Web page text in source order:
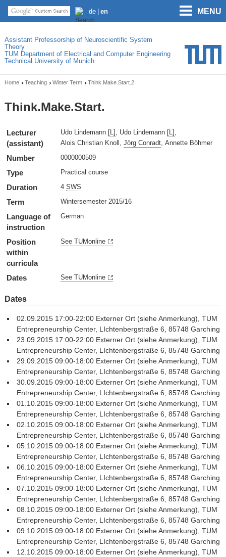
de en MENU
Assistant Professorship of Neuroscientific System
Theory
TUM Department of Electrical and Computer Engineering
Technical University of Munich
Home Teaching Winter Term Think.Make.Start.2
Think.Make.Start.
Lecturer
(assistant)
Udo Lindemann [L] Udo Lindemann [L]
Alois Christian Knoll
Jörg Conradt Annette Böhmer
Number 0000000509
Type Practical course
Duration 4 SWS
Term Wintersemester 2015/16
Language of
instruction
German
Position
within
curricula
See TUMonline
Dates See TUMonline
Dates
02.09.2015 17:00-22:00 Externer Ort (siehe Anmerkung), TUM
Entrepreneurship Center, LIchtenbergstraße 6, 85748 Garching
23.09.2015 17:00-22:00 Externer Ort (siehe Anmerkung), TUM
Entrepreneurship Center, LIchtenbergstraße 6, 85748 Garching
29.09.2015 09:00-18:00 Externer Ort (siehe Anmerkung), TUM
Entrepreneurship Center, LIchtenbergstraße 6, 85748 Garching
30.09.2015 09:00-18:00 Externer Ort (siehe Anmerkung), TUM
Entrepreneurship Center, LIchtenbergstraße 6, 85748 Garching
01.10.2015 09:00-18:00 Externer Ort (siehe Anmerkung), TUM
Entrepreneurship Center, LIchtenbergstraße 6, 85748 Garching
02.10.2015 09:00-18:00 Externer Ort (siehe Anmerkung), TUM
Entrepreneurship Center, LIchtenbergstraße 6, 85748 Garching
05.10.2015 09:00-18:00 Externer Ort (siehe Anmerkung), TUM
Entrepreneurship Center, LIchtenbergstraße 6, 85748 Garching
06.10.2015 09:00-18:00 Externer Ort (siehe Anmerkung), TUM
Entrepreneurship Center, LIchtenbergstraße 6, 85748 Garching
07.10.2015 09:00-18:00 Externer Ort (siehe Anmerkung), TUM
Entrepreneurship Center, LIchtenbergstraße 6, 85748 Garching
08.10.2015 09:00-18:00 Externer Ort (siehe Anmerkung), TUM
Entrepreneurship Center, LIchtenbergstraße 6, 85748 Garching
09.10.2015 09:00-18:00 Externer Ort (siehe Anmerkung), TUM
Entrepreneurship Center, LIchtenbergstraße 6, 85748 Garching
12.10.2015 09:00-18:00 Externer Ort (siehe Anmerkung), TUM